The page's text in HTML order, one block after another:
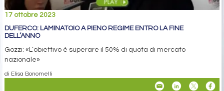
17 ottobre 2023
DUFERCO: LAMINATOIO A PIENO REGIME ENTRO LA FINE
DELL’ANNO
Gozzi: «L’obiettivo è superare il 50% di quota di mercato
nazionale»
di Elisa Bonomelli